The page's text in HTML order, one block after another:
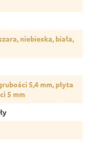
niebieska, biała,
5,4 mm, płyta
5 mm